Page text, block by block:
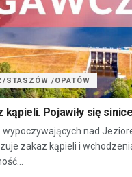
STASZÓW /OPATÓW
kąpieli. Pojawiły się sinice
wypoczywających nad
zakaz kąpieli i